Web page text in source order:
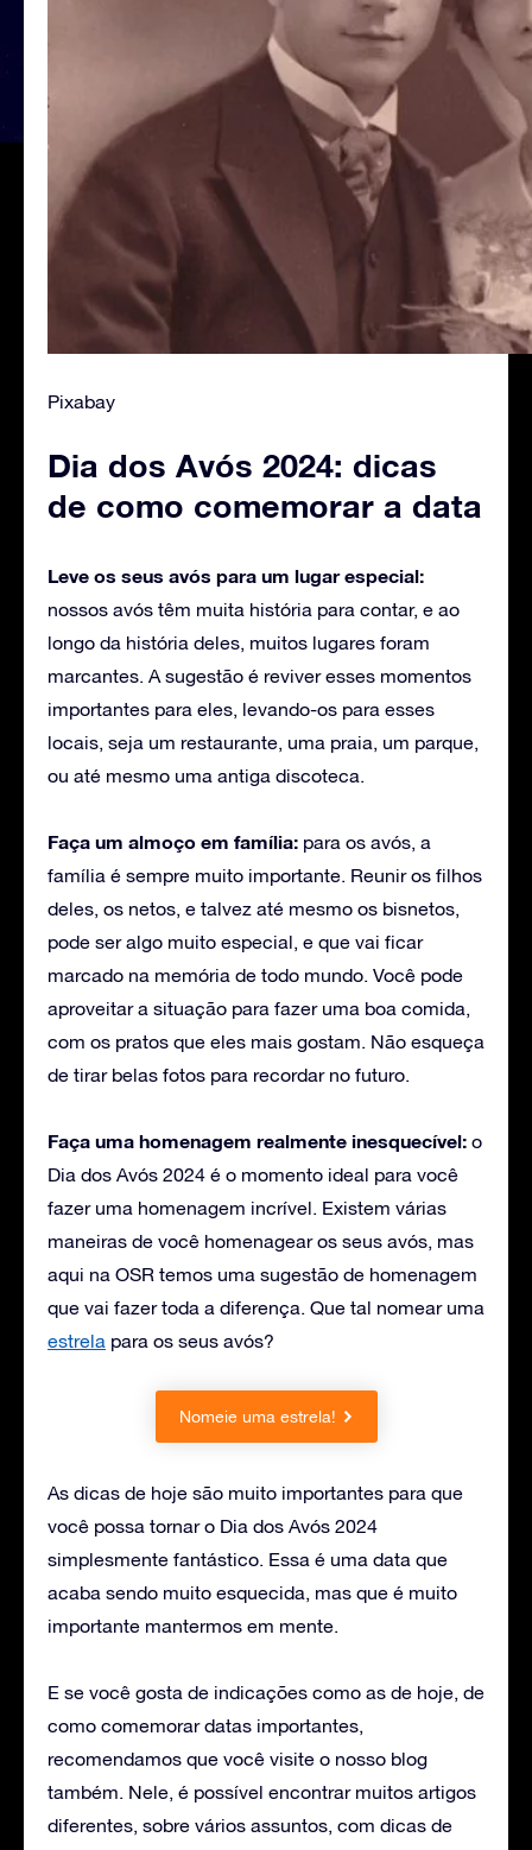
Pixabay
Dia dos Avós 2024: dicas
de como comemorar a data
Leve os seus avós para um lugar especial:
nossos avós têm muita história para contar, e ao
longo da história deles, muitos lugares foram
marcantes. A sugestão é reviver esses momentos
importantes para eles, levando-os para esses
locais, seja um restaurante, uma praia, um parque,
ou até mesmo uma antiga discoteca.
Faça um almoço em família: para os avós, a
família é sempre muito importante. Reunir os filhos
deles, os netos, e talvez até mesmo os bisnetos,
pode ser algo muito especial, e que vai ficar
marcado na memória de todo mundo. Você pode
aproveitar a situação para fazer uma boa comida,
com os pratos que eles mais gostam. Não esqueça
de tirar belas fotos para recordar no futuro.
Faça uma homenagem realmente inesquecível: o
Dia dos Avós 2024 é o momento ideal para você
fazer uma homenagem incrível. Existem várias
maneiras de você homenagear os seus avós, mas
aqui na OSR temos uma sugestão de homenagem
que vai fazer toda a diferença. Que tal nomear uma
estrela para os seus avós?
Nomeie uma estrela!
As dicas de hoje são muito importantes para que
você possa tornar o Dia dos Avós 2024
simplesmente fantástico. Essa é uma data que
acaba sendo muito esquecida, mas que é muito
importante mantermos em mente.
E se você gosta de indicações como as de hoje, de
como comemorar datas importantes,
recomendamos que você visite o nosso blog
também. Nele, é possível encontrar muitos artigos
diferentes, sobre vários assuntos, com dicas de